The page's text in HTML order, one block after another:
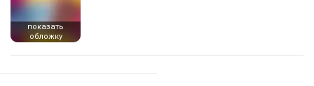
показать
обложку